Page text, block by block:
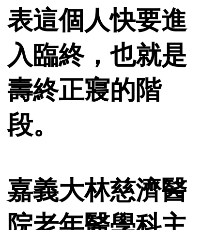
表這個人快要進
入臨終，也就是
壽終正寢的階
段。
嘉義大林慈濟醫